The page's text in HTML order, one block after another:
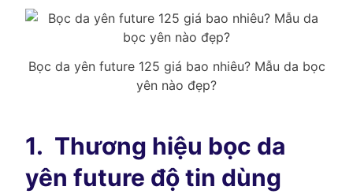
Bọc da yên future 125 giá bao nhiêu? Mẫu da bọc
yên nào đẹp?
1. Thương hiệu bọc da
yên future độ tin dùng